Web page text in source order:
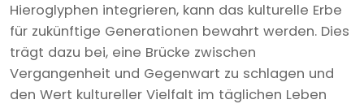
Hieroglyphen integrieren, kann das kulturelle Erbe
für zukünftige Generationen bewahrt werden. Dies
trägt dazu bei, eine Brücke zwischen
Vergangenheit und Gegenwart zu schlagen und
den Wert kultureller Vielfalt im täglichen Leben